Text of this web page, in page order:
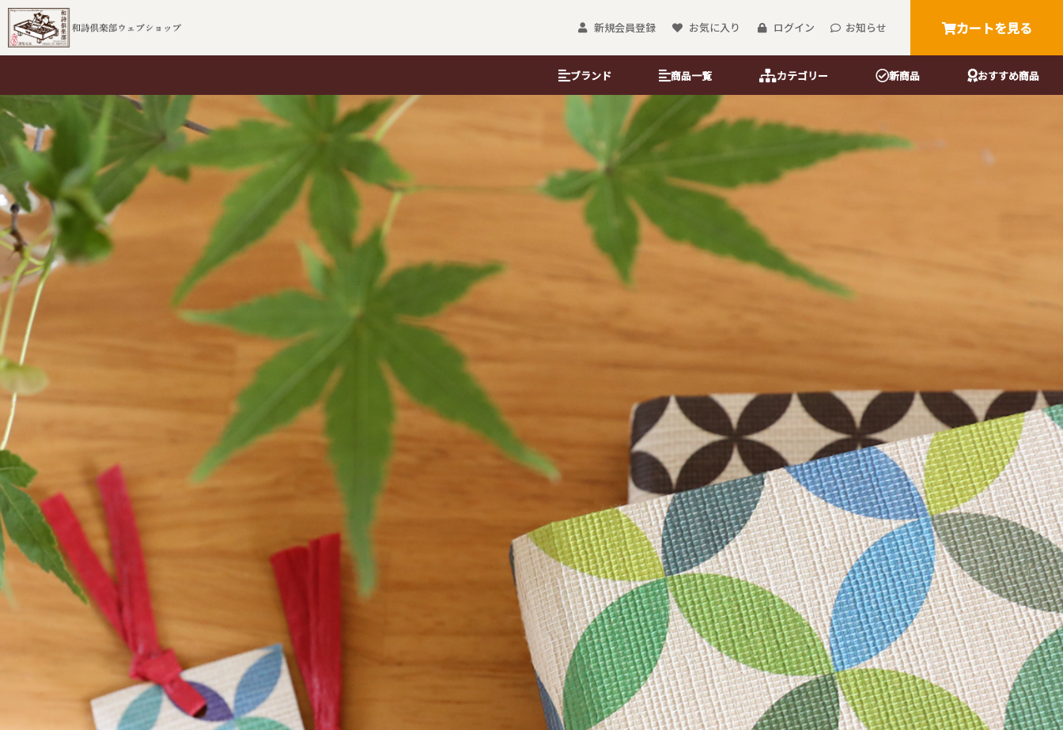
新規会員登録 お気に入り ログイン お知らせ カートを見る
ブランド
和詩倶楽部 ムシカゴ ＆B KYOTO
商品一覧 カテゴリー
ブランド
和詩倶楽部
ムシカゴ
沓掛ろっか
柴田部長
百鬼夜行
その他
ホンノムシ
ハサミムシ
ハコビムシ
ミノムシ
コノハムシ
マトメムシ
おとしだま袋
のし袋・金封
のし袋
京友禅金彩たとう紙
金藝遠州袋
箸・楊枝
敷紙
御前御敷紙
桐箱入りの一筆箋
桐箱一筆箋
桐箱吉兆箋
桐箱花鳥箋
懐紙
懐紙入れ
懐柄紙
金彩懐紙
御朱印帳 便箋
ふたこと箋
みこと箋
徒然箋
方丈箋
みやこ草一筆箋
一筆其の先箋（たて型）
一筆此の先箋（よこ型）
ことの葉はがき
ことの葉はがき単品
ことの葉はがきセット
めでたはがき
年賀はがき
招福 御年賀はがき
扇子・うちわ
小丸うちわ
紙扇
紙扇 七寸五分
紙扇 六寸五分
包み香
包み香いろは
包み香セット
徳用品・セット品
セット品
徳用品
和紙小物
御池奉書 京八千代紙
遊便切手
御見おさえ紙
その他
おめかし蝶ネクタイ
新商品 おすすめ商品